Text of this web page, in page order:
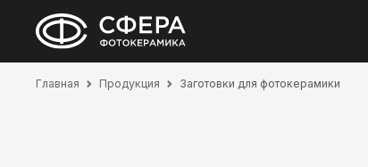
Главная Продукция Заготовки для фотокерамики